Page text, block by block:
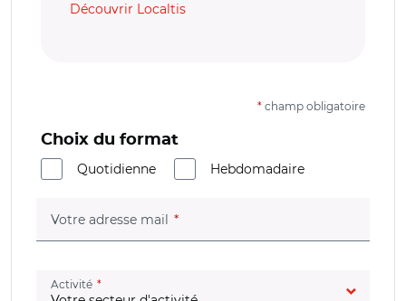
Découvrir Localtis
* champ obligatoire
Choix du format
Quotidienne
Hebdomadaire
Votre adresse mail (champ obligatoire)
Activité (champ obligatoire)